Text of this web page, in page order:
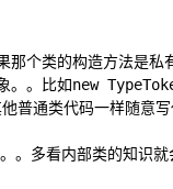
那个类的构造方法是
。。比如new
普通类代码一样随意
。。多看内部类的知